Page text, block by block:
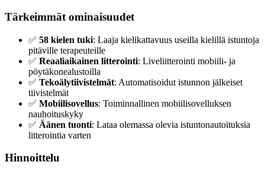
Tärkeimmät ominaisuudet
✅ 58 kielen tuki: Laaja kielikattavuus useilla kielillä istuntoja
pitäville terapeuteille
✅ Reaaliaikainen litterointi: Liveliitterointi mobiili- ja
pöytäkonealustoilla
✅ Tekoälytiivistelmät: Automatisoidut istunnon jälkeiset
tiivistelmät
✅ Mobiilisovellus: Toiminnallinen mobiilisovelluksen
nauhoituskyky
✅ Äänen tuonti: Lataa olemassa olevia istuntonautoituksia
litterointia varten
Hinnoittelu